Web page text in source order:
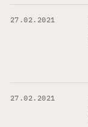
27.02.2021
27.02.2021